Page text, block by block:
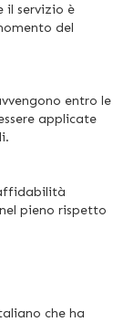
il servizio è
del
entro le
applicate
pieno rispetto
che ha